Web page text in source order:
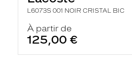
L6073S 001 NOIR CRISTAL BIC
À partir de
125,00 €